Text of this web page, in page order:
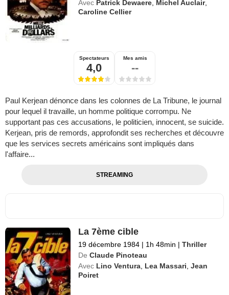
Avec Patrick Dewaere Michel Auclair,
Caroline Cellier
Spectateurs
4,0
Mes amis
--
Paul Kerjean dénonce dans les colonnes de La Tribune, le journal
pour lequel il travaille, un homme politique corrompu. Ne
supportant pas ces accusations, le politicien, innocent, se suicide.
Kerjean, pris de remords, approfondit ses recherches et découvre
que les services secrets américains sont impliqués dans
l'affaire...
STREAMING
La 7ème cible
19 décembre 1984 | 1h 48min | Thriller
De Claude Pinoteau
Avec Lino Ventura, Lea Massari,Jean
Poiret